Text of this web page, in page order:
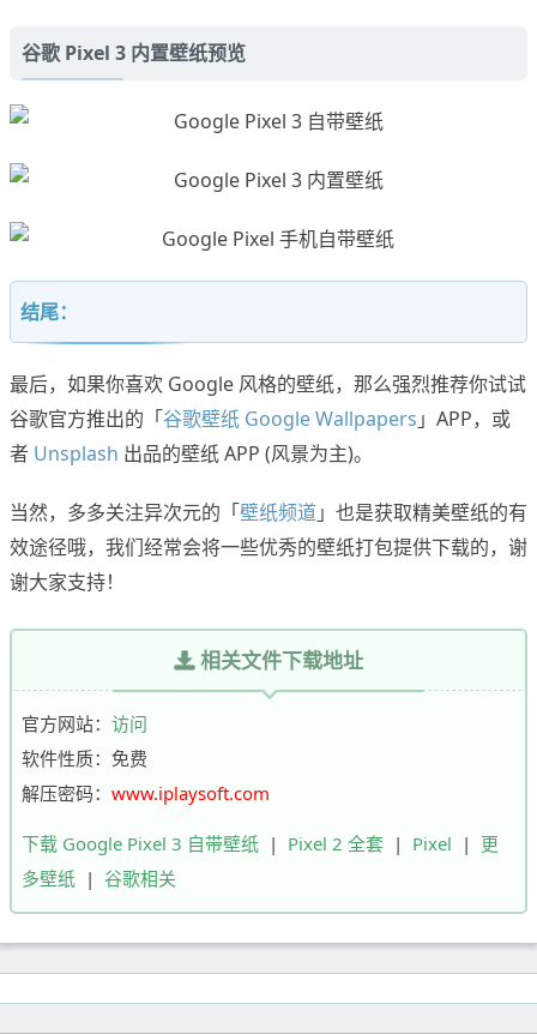
谷歌 Pixel 3 内置壁纸预览
结尾：
最后，如果你喜欢 Google 风格的壁纸，那么强烈推荐你试试
谷歌官方推出的「谷歌壁纸 Google Wallpapers 」APP，或
者 Unsplash 出品的壁纸 APP (风景为主)。
当然，多多关注异次元的「壁纸频道」也是获取精美壁纸的有
效途径哦，我们经常会将一些优秀的壁纸打包提供下载的，谢
谢大家支持！
相关文件下载地址
官方网站： 访问
软件性质：免费
解压密码： www.iplaysoft.com
下载 Google Pixel 3 自带壁纸 | Pixel 2 全套 | Pixel | 更
多壁纸 | 谷歌相关